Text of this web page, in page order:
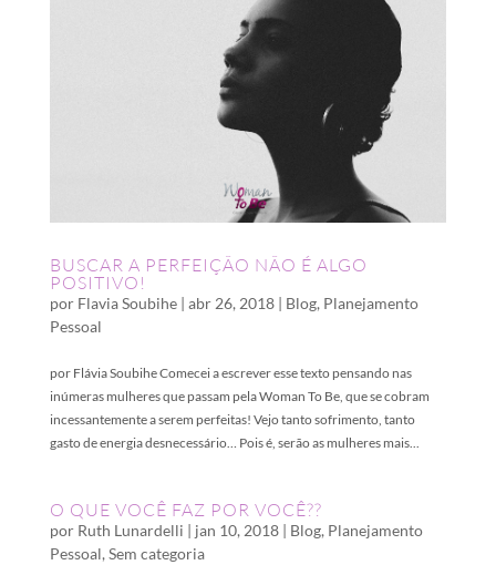
BUSCAR A PERFEIÇÃO NÃO É ALGO
POSITIVO!
por Flavia Soubihe| abr 26, 2018| Blog, Planejamento
Pessoal
por Flávia Soubihe Comecei a escrever esse texto pensando nas
inúmeras mulheres que passam pela Woman To Be, que se cobram
incessantemente a serem perfeitas! Vejo tanto sofrimento, tanto
gasto de energia desnecessário… Pois é, serão as mulheres mais...
O QUE VOCÊ FAZ POR VOCÊ??
por Ruth Lunardelli jan 10, 2018| Blog, Planejamento
Pessoal,Sem categoria